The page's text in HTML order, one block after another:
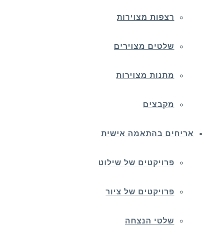
רצפות מצוירות
שלטים מצוירים
מתנות מצוירות
מקבצים
אריחים בהתאמה אישית
פרויקטים של שילוט
פרויקטים של ציור
שלטי הנצחה